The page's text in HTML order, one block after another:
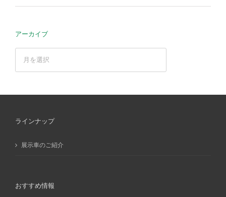
アーカイブ
ラインナップ
展示車のご紹介
おすすめ情報